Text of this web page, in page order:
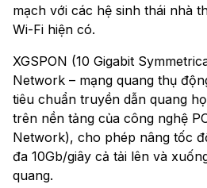
mạch với các hệ sinh thái nhà
Wi-Fi hiện có.
XGSPON (10 Gigabit
Network – mạng quang thụ
tiêu chuẩn truyền dẫn quang
trên nền tảng của công nghệ
Network), cho phép nâng tốc
đa 10Gb/giây cả tải lên và
quang.